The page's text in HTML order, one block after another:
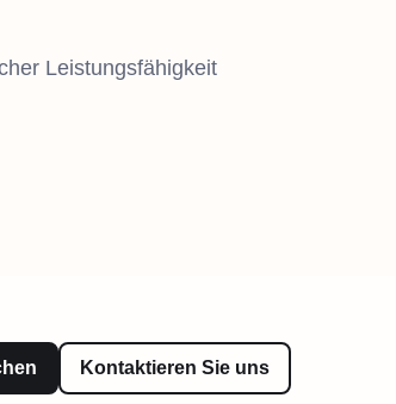
Leistungsfähigkeit
Kontaktieren Sie uns